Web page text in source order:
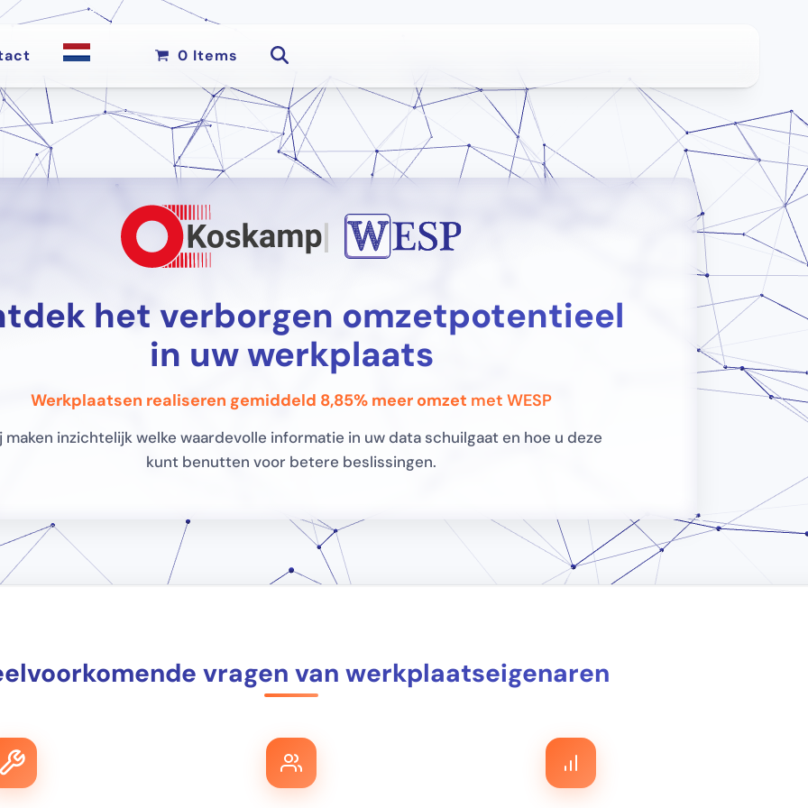
0 Items
|
het verborgen omzetpotentieel
in uw werkplaats
Werkplaatsen realiseren gemiddeld 8,85% meer omzet met WESP
maken inzichtelijk welke waardevolle informatie in uw data schuilgaat en hoe u deze
kunt benutten voor betere beslissingen.
vragen van werkplaatseigenaren